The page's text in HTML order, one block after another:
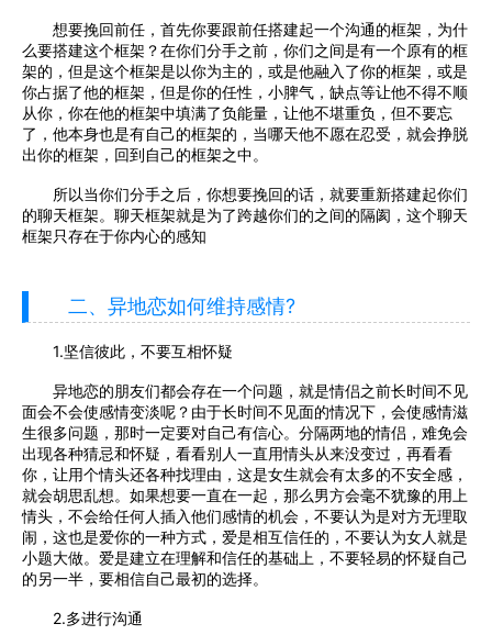
想要挽回前任，首先你要跟前任搭建起一个沟通的框架，为什
么要搭建这个框架？在你们分手之前，你们之间是有一个原有的框
架的，但是这个框架是以你为主的，或是他融入了你的框架，或是
你占据了他的框架，但是你的任性，小脾气，缺点等让他不得不顺
从你，你在他的框架中填满了负能量，让他不堪重负，但不要忘
了，他本身也是有自己的框架的，当哪天他不愿在忍受，就会挣脱
出你的框架，回到自己的框架之中。
所以当你们分手之后，你想要挽回的话，就要重新搭建起你们
的聊天框架。聊天框架就是为了跨越你们的之间的隔阂，这个聊天
框架只存在于你内心的感知
二、异地恋如何维持感情?
1.坚信彼此，不要互相怀疑
异地恋的朋友们都会存在一个问题，就是情侣之前长时间不见
面会不会使感情变淡呢？由于长时间不见面的情况下，会使感情滋
生很多问题，那时一定要对自己有信心。分隔两地的情侣，难免会
出现各种猜忌和怀疑，看看别人一直用情头从来没变过，再看看
你，让用个情头还各种找理由，这是女生就会有太多的不安全感，
就会胡思乱想。如果想要一直在一起，那么男方会毫不犹豫的用上
情头，不会给任何人插入他们感情的机会，不要认为是对方无理取
闹，这也是爱你的一种方式，爱是相互信任的，不要认为女人就是
小题大做。爱是建立在理解和信任的基础上，不要轻易的怀疑自己
的另一半，要相信自己最初的选择。
2.多进行沟通